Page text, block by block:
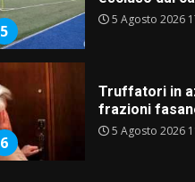
5
5 Agosto 2026
6
Truffatori in
frazioni
5 Agosto 2026